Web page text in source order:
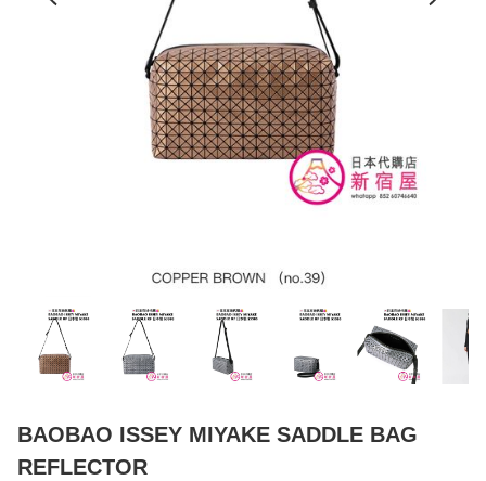
BAOBAO ISSEY MIYAKE SADDLE BAG
REFLECTOR